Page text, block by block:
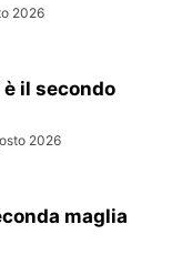
2026
è il secondo
2026
maglia